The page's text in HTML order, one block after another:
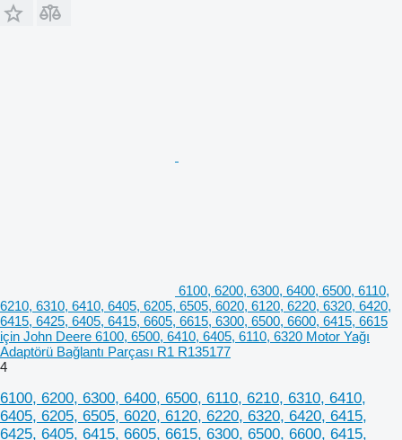
6100, 6200, 6300, 6400, 6500, 6110,
6210, 6310, 6410, 6405, 6205, 6505, 6020, 6120, 6220, 6320, 6420,
6415, 6425, 6405, 6415, 6605, 6615, 6300, 6500, 6600, 6415, 6615
için John Deere 6100, 6500, 6410, 6405, 6110, 6320 Motor Yağı
Adaptörü Bağlantı Parçası R1 R135177
4
6100, 6200, 6300, 6400, 6500, 6110, 6210, 6310, 6410,
6405, 6205, 6505, 6020, 6120, 6220, 6320, 6420, 6415,
6425, 6405, 6415, 6605, 6615, 6300, 6500, 6600, 6415,